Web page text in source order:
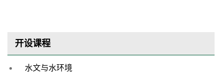
开设课程
水文与水环境